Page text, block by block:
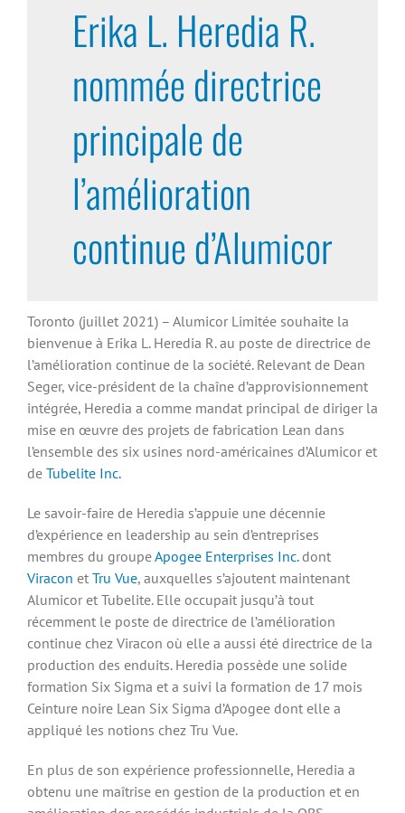
Erika L. Heredia R.
nommée directrice
principale de
l’amélioration
continue d’Alumicor
Toronto (juillet 2021) – Alumicor Limitée souhaite la
bienvenue à Erika L. Heredia R. au poste de directrice de
l’amélioration continue de la société. Relevant de Dean
Seger, vice-président de la chaîne d’approvisionnement
intégrée, Heredia a comme mandat principal de diriger la
mise en œuvre des projets de fabrication Lean dans
l’ensemble des six usines nord-américaines d’Alumicor et
de Tubelite Inc.
Le savoir-faire de Heredia s’appuie une décennie
d’expérience en leadership au sein d’entreprises
membres du groupeApogee Enterprises Inc.dont
Viracon et Tru Vue, auxquelles s’ajoutent maintenant
Alumicor et Tubelite. Elle occupait jusqu’à tout
récemment le poste de directrice de l’amélioration
continue chez Viracon où elle a aussi été directrice de la
production des enduits. Heredia possède une solide
formation Six Sigma et a suivi la formation de 17 mois
Ceinture noire Lean Six Sigma d’Apogee dont elle a
appliqué les notions chez Tru Vue.
En plus de son expérience professionnelle, Heredia a
obtenu une maîtrise en gestion de la production et en